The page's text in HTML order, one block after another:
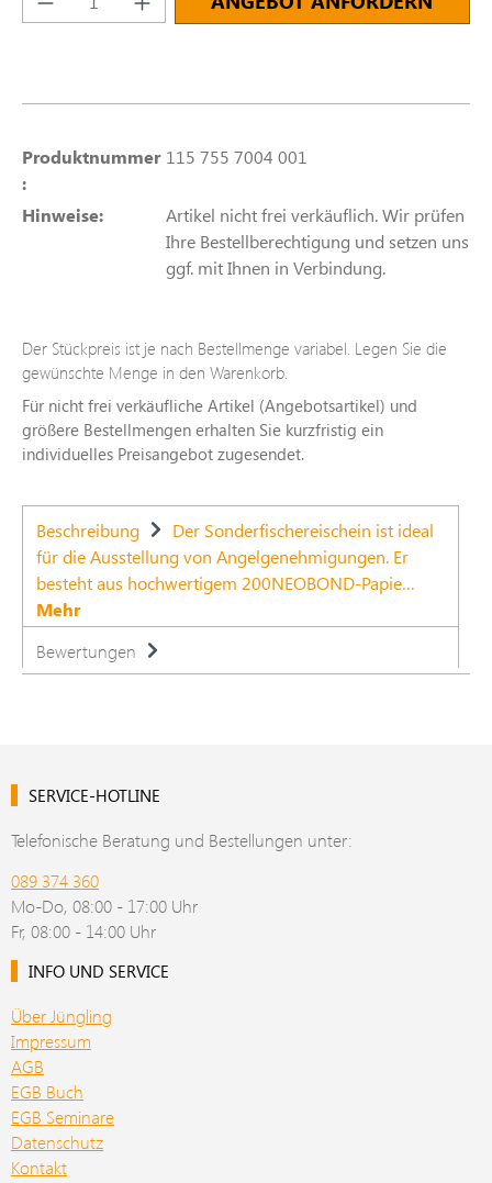
Produktnummer
:
115 755 7004 001
Hinweise:
Artikel nicht frei verkäuflich. Wir prüfen
Ihre Bestellberechtigung und setzen uns
ggf. mit Ihnen in Verbindung.
Der Stückpreis ist je nach Bestellmenge variabel. Legen Sie die
gewünschte Menge in den Warenkorb.
Für nicht frei verkäufliche Artikel (Angebotsartikel) und
größere Bestellmengen erhalten Sie kurzfristig ein
individuelles Preisangebot zugesendet.
Beschreibung
Der Sonderfischereischein ist ideal
für die Ausstellung von Angelgenehmigungen. Er
besteht aus hochwertigem 200NEOBOND-Papie…
Mehr
Bewertungen
SERVICE-HOTLINE
Telefonische Beratung und Bestellungen unter:
089 374 360
Mo-Do, 08:00 - 17:00 Uhr
Fr, 08:00 - 14:00 Uhr
INFO UND SERVICE
Über Jüngling
Impressum
AGB
EGB Buch
EGB Seminare
Datenschutz
Kontakt